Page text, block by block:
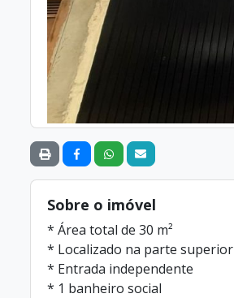
Sobre o imóvel
* Área total de 30 m²
* Localizado na parte superior
* Entrada independente
* 1 banheiro social